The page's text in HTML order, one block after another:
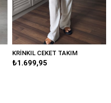
KRİNKIL CEKET TAKIM
₺1.699,95